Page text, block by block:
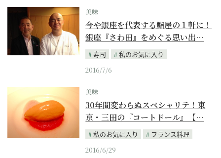
美味
今や銀座を代表する鮨屋の１軒に！
銀座『さわ田』をめぐる思い出…
寿司
私のお気に入り
2016/7/6
美味
30年間変わらぬスペシャリテ！東
京・三田の『コートドール』【…
私のお気に入り
フランス料理
2016/6/29